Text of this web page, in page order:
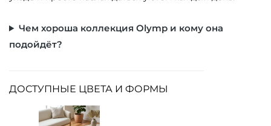
Чем хороша коллекция Olymp и кому она
подойдёт?
ДОСТУПНЫЕ ЦВЕТА И ФОРМЫ